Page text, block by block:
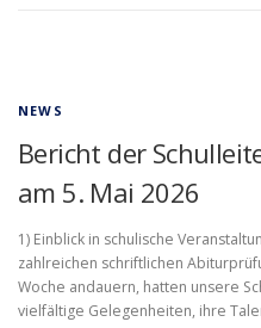
NEWS
Bericht der
am 5. Mai 2026
1) Einblick in schulische
zahlreichen schriftlichen
Woche andauern, hatten unsere
vielfältige Gelegenheiten, ihre